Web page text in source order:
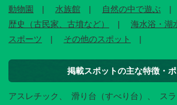
動物園
水族館 自然の中で遊ぶ
歴史（古民家、古墳など）
海水浴・湖
スポーツ
その他のスポット
掲載スポットの主な特徴・
アスレチック 滑り台（すべり台） ス